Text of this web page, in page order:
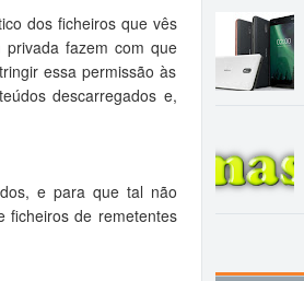
dos ficheiros que vês
fazem com que
essa permissão às
descarregados e,
e para que tal não
ficheiros de remetentes